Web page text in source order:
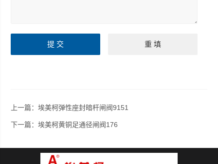
上一篇：埃美柯弹性座封暗杆闸阀9151
下一篇：埃美柯黄铜足通径闸阀176